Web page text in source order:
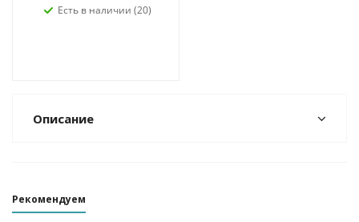
Есть в наличии (20)
Описание
Рекомендуем